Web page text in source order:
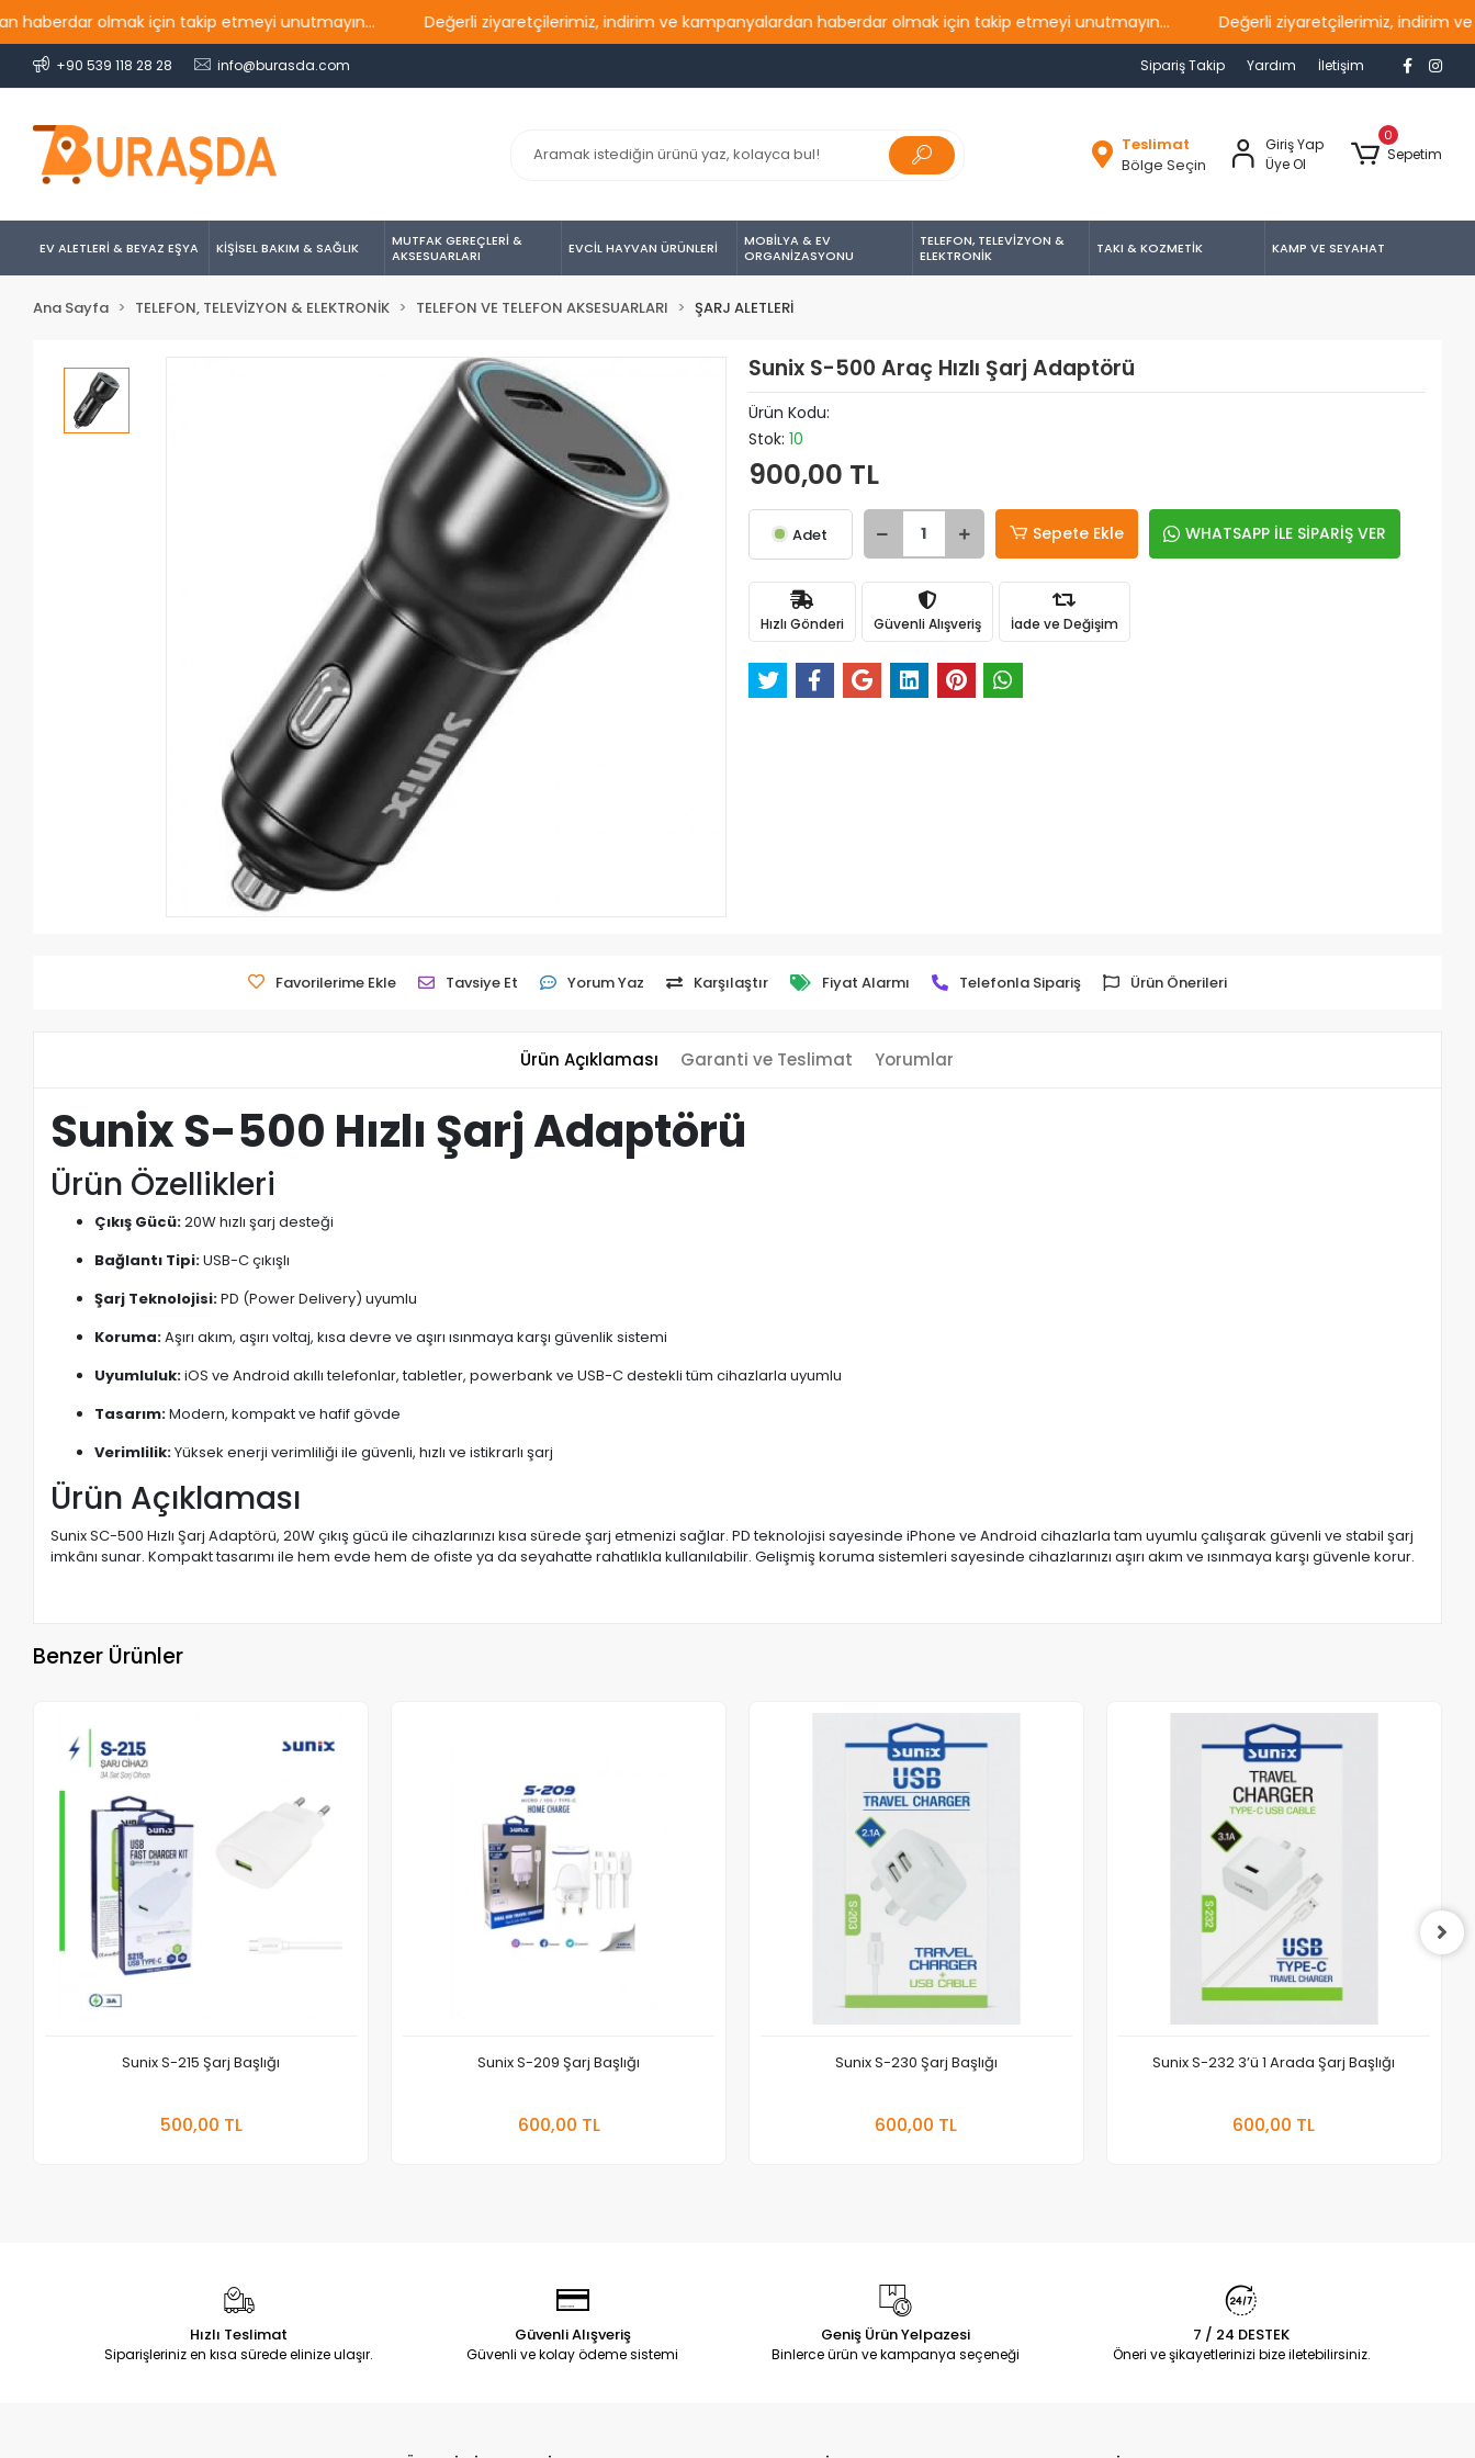
olmak için takip etmeyi unutmayın... Değerli ziyaretçilerimiz, indirim ve kampanyalardan haberdar olmak için takip etmeyi unutmayın... Değerli ziyaretçilerimiz, indirim ve
+90 539 118 28 28 info@burasda.com Sipariş Takip Yardım İletişim
Teslimat
Bölge Seçin
Giriş Yap
Üye Ol
0
Sepetim
EV ALETLERİ & BEYAZ EŞYA KİŞİSEL BAKIM & SAĞLIK
MUTFAK GEREÇLERİ &
AKSESUARLARI
EVCİL HAYVAN ÜRÜNLERİ
MOBİLYA & EV
ORGANİZASYONU
TELEFON, TELEVİZYON &
ELEKTRONİK
TAKI & KOZMETİK KAMP VE SEYAHAT
Ana Sayfa TELEFON, TELEVİZYON & ELEKTRONİK TELEFON VE TELEFON AKSESUARLARI ŞARJ ALETLERİ
Sunix S-500 Araç Hızlı Şarj Adaptörü
Ürün Kodu:
Stok: 10
900,00 TL
Adet Sepete Ekle WHATSAPP İLE SİPARİŞ VER
Hızlı Gönderi Güvenli Alışveriş İade ve Değişim
Favorilerime Ekle Tavsiye Et Yorum Yaz Karşılaştır Fiyat Alarmı Telefonla Sipariş Ürün Önerileri
Ürün Açıklaması Garanti ve Teslimat Yorumlar
Sunix S-500 Hızlı Şarj Adaptörü
Ürün Özellikleri
Çıkış Gücü:20W hızlı şarj desteği
Bağlantı Tipi:USB-C çıkışlı
Şarj Teknolojisi:PD (Power Delivery) uyumlu
Koruma:Aşırı akım, aşırı voltaj, kısa devre ve aşırı ısınmaya karşı güvenlik sistemi
Uyumluluk:iOS ve Android akıllı telefonlar, tabletler, powerbank ve USB-C destekli tüm cihazlarla uyumlu
Tasarım:Modern, kompakt ve hafif gövde
Verimlilik:Yüksek enerji verimliliği ile güvenli, hızlı ve istikrarlı şarj
Ürün Açıklaması
Sunix SC-500 Hızlı Şarj Adaptörü, 20W çıkış gücü ile cihazlarınızı kısa sürede şarj etmenizi sağlar. PD teknolojisi sayesinde iPhone ve Android cihazlarla tam uyumlu çalışarak güvenli ve stabil şarj
imkânı sunar. Kompakt tasarımı ile hem evde hem de ofiste ya da seyahatte rahatlıkla kullanılabilir. Gelişmiş koruma sistemleri sayesinde cihazlarınızı aşırı akım ve ısınmaya karşı güvenle korur.
Benzer Ürünler
Sunix S-215 Şarj Başlığı
500,00 TL
Sunix S-209 Şarj Başlığı
600,00 TL
Sunix S-230 Şarj Başlığı
600,00 TL
Sunix S-232 3’ü 1 Arada Şarj Başlığı
600,00 TL
Hızlı Teslimat
Siparişleriniz en kısa sürede elinize ulaşır.
Güvenli Alışveriş
Güvenli ve kolay ödeme sistemi
Geniş Ürün Yelpazesi
Binlerce ürün ve kampanya seçeneği
7 / 24 DESTEK
Öneri ve şikayetlerinizi bize iletebilirsiniz.